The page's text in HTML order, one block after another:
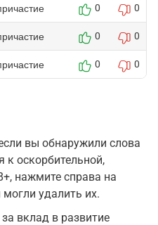
0 0
0 0
0 0
вы обнаружили слова
к оскорбительной,
нажмите справа на
удалить их.
вклад в развитие